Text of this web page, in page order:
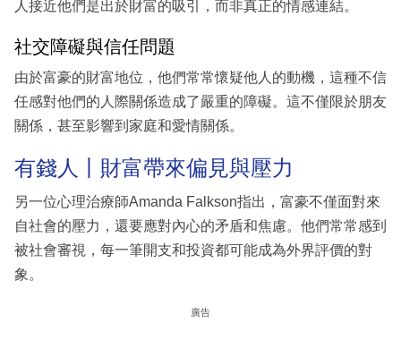
人接近他們是出於財富的吸引，而非真正的情感連結。
社交障礙與信任問題
由於富豪的財富地位，他們常常懷疑他人的動機，這種不信
任感對他們的人際關係造成了嚴重的障礙。這不僅限於朋友
關係，甚至影響到家庭和愛情關係。
有錢人丨財富帶來偏見與壓力
另一位心理治療師Amanda Falkson指出，富豪不僅面對來
自社會的壓力，還要應對內心的矛盾和焦慮。他們常常感到
被社會審視，每一筆開支和投資都可能成為外界評價的對
象。
廣告